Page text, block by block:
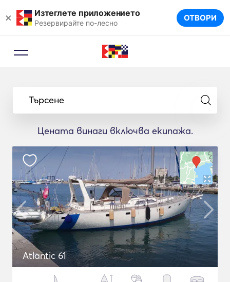
× Изтеглете приложението
Резервирайте по-лесно ОТВОРИ
Търсене
Цената винаги включва екипажа.
Atlantic 61